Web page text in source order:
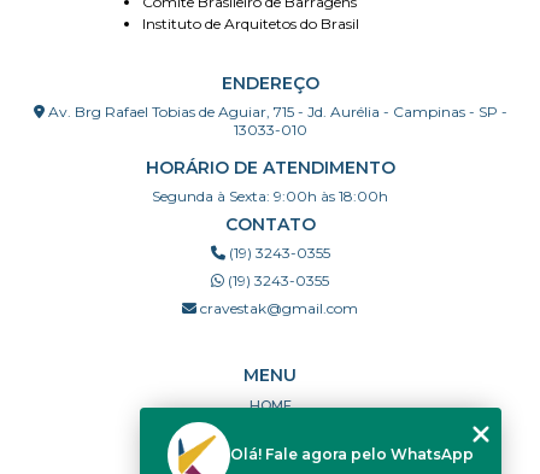
Instituto de Arquitetos do Brasil
ENDEREÇO
Av. Brg Rafael Tobias de Aguiar, 715 - Jd. Aurélia - Campinas - SP -
13033-010
HORÁRIO DE ATENDIMENTO
Segunda à Sexta: 9:00h às 18:00h
CONTATO
(19) 3243-0355
(19) 3243-0355
cravestak@gmail.com
MENU
HOME
PORTFÓLIO
Olá! Fale agora pelo WhatsApp